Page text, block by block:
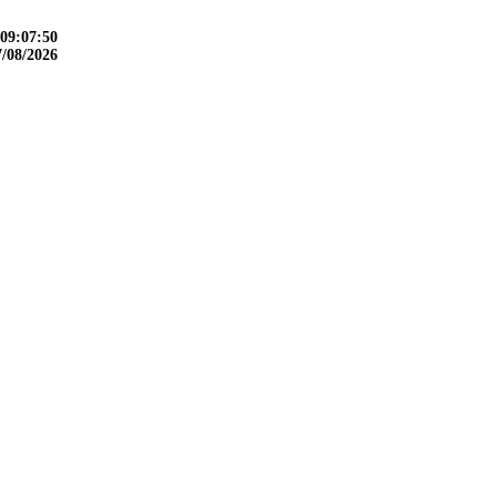
09:07:51
08/2026